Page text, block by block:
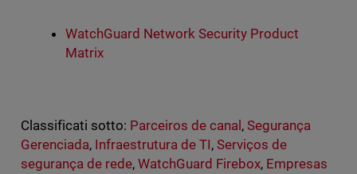
WatchGuard Network Security Product
Matrix
Classificati sotto: Parceiros de canal ,Segurança
Gerenciada, Infraestrutura de TI,Serviços de
segurança de rede, WatchGuard Firebox, Empresas